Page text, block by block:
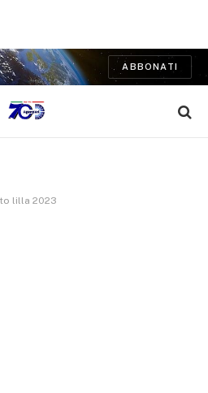
ABBONATI
lilla 2023